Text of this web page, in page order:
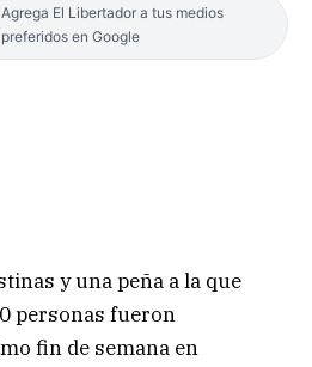
Agrega El Libertador a tus medios
preferidos en Google
y una peña a la que
personas fueron
fin de semana en